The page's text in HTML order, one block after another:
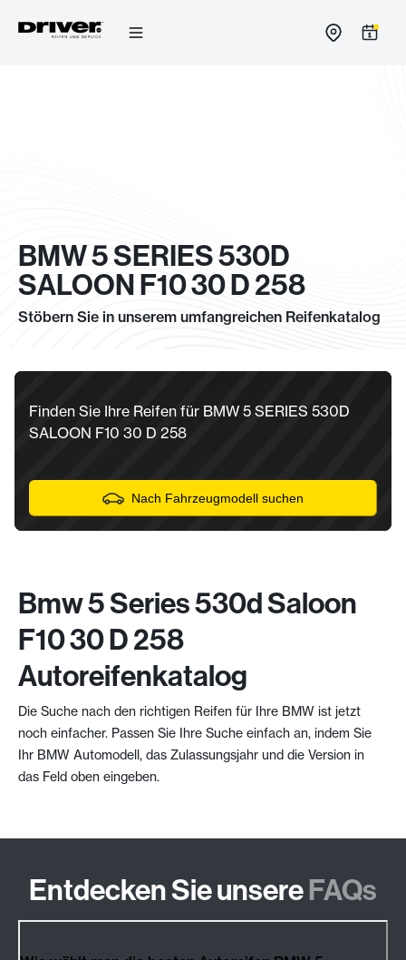
BMW 5 SERIES 530D
SALOON F10 30 D 258
Stöbern Sie in unserem umfangreichen Reifenkatalog
Finden Sie Ihre Reifen für BMW 5 SERIES 530D
SALOON F10 30 D 258
Nach Fahrzeugmodell suchen
Bmw 5 Series 530d Saloon
F10 30 D 258
Autoreifenkatalog
Die Suche nach den richtigen Reifen für Ihre BMW ist jetzt
noch einfacher. Passen Sie Ihre Suche einfach an, indem Sie
Ihr BMW Automodell, das Zulassungsjahr und die Version in
das Feld oben eingeben.
Entdecken Sie unsereFAQs